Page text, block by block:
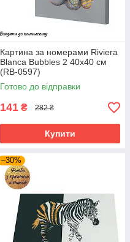
Картина за номерами Riviera
Blanca Bubbles 2 40x40 см
(RB-0597)
Готово до відправки
141 ₴ 282 ₴
Купити
–30%